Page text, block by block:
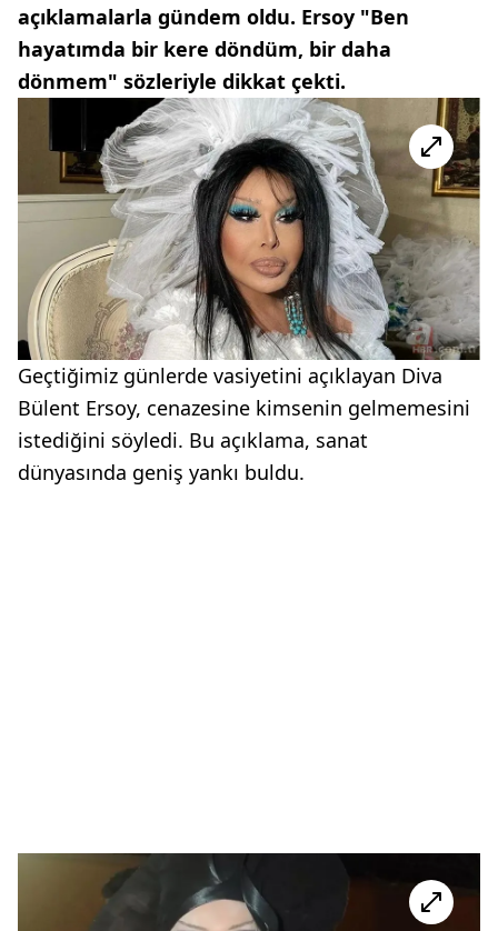
açıklamalarla gündem oldu. Ersoy "Ben
hayatımda bir kere döndüm, bir daha
dönmem" sözleriyle dikkat çekti.
Geçtiğimiz günlerde vasiyetini açıklayan Diva
Bülent Ersoy, cenazesine kimsenin gelmemesini
istediğini söyledi. Bu açıklama, sanat
dünyasında geniş yankı buldu.